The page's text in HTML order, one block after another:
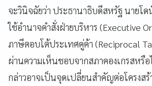
จะวินิจฉัยว่า ประธานาธิบดีสหรัฐ นายโ
ใช้อำนาจคำสั่งฝ่ายบริหาร (Executive
ภาษีตอบโต้ประเทศคู่ค้า (Reciprocal
ผ่านความเห็นชอบจากสภาคองเกรสหรื
กล่าวอาจเป็นจุดเปลี่ยนสำคัญต่อโครงสร้